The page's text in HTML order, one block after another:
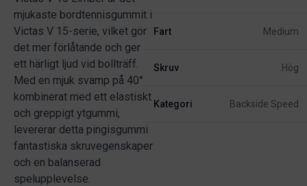
mjukaste bordtennisgummit i
Victas V 15-serie, vilket gör
det mer förlåtande och ger
ett härligt ljud vid bollträff.
Med en mjuk svamp på 40°
kombinerat med ett elastiskt
och greppigt ytgummi,
levererar detta pingisgummi
fantastiska skruvegenskaper
och en balanserad
spelupplevelse.
Fart Medium
Skruv Hög
Kategori Backside Speed